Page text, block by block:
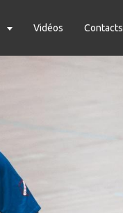
Vidéos Contacts